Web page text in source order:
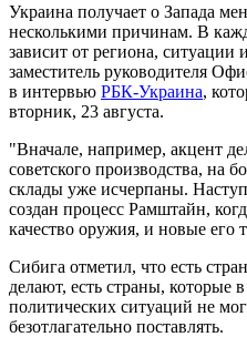
Украина получает о Запада
несколькими причинам. В
зависит от региона, ситуации
заместитель руководителя
в интервью РБК-Украина,
вторник, 23 августа.
"Вначале, например, акцент
советского производства, на
склады уже исчерпаны.
создан процесс Рамштайн,
качество оружия, и новые
Сибига отметил, что есть
делают, есть страны, которые
политических ситуаций не
безотлагательно поставлять.